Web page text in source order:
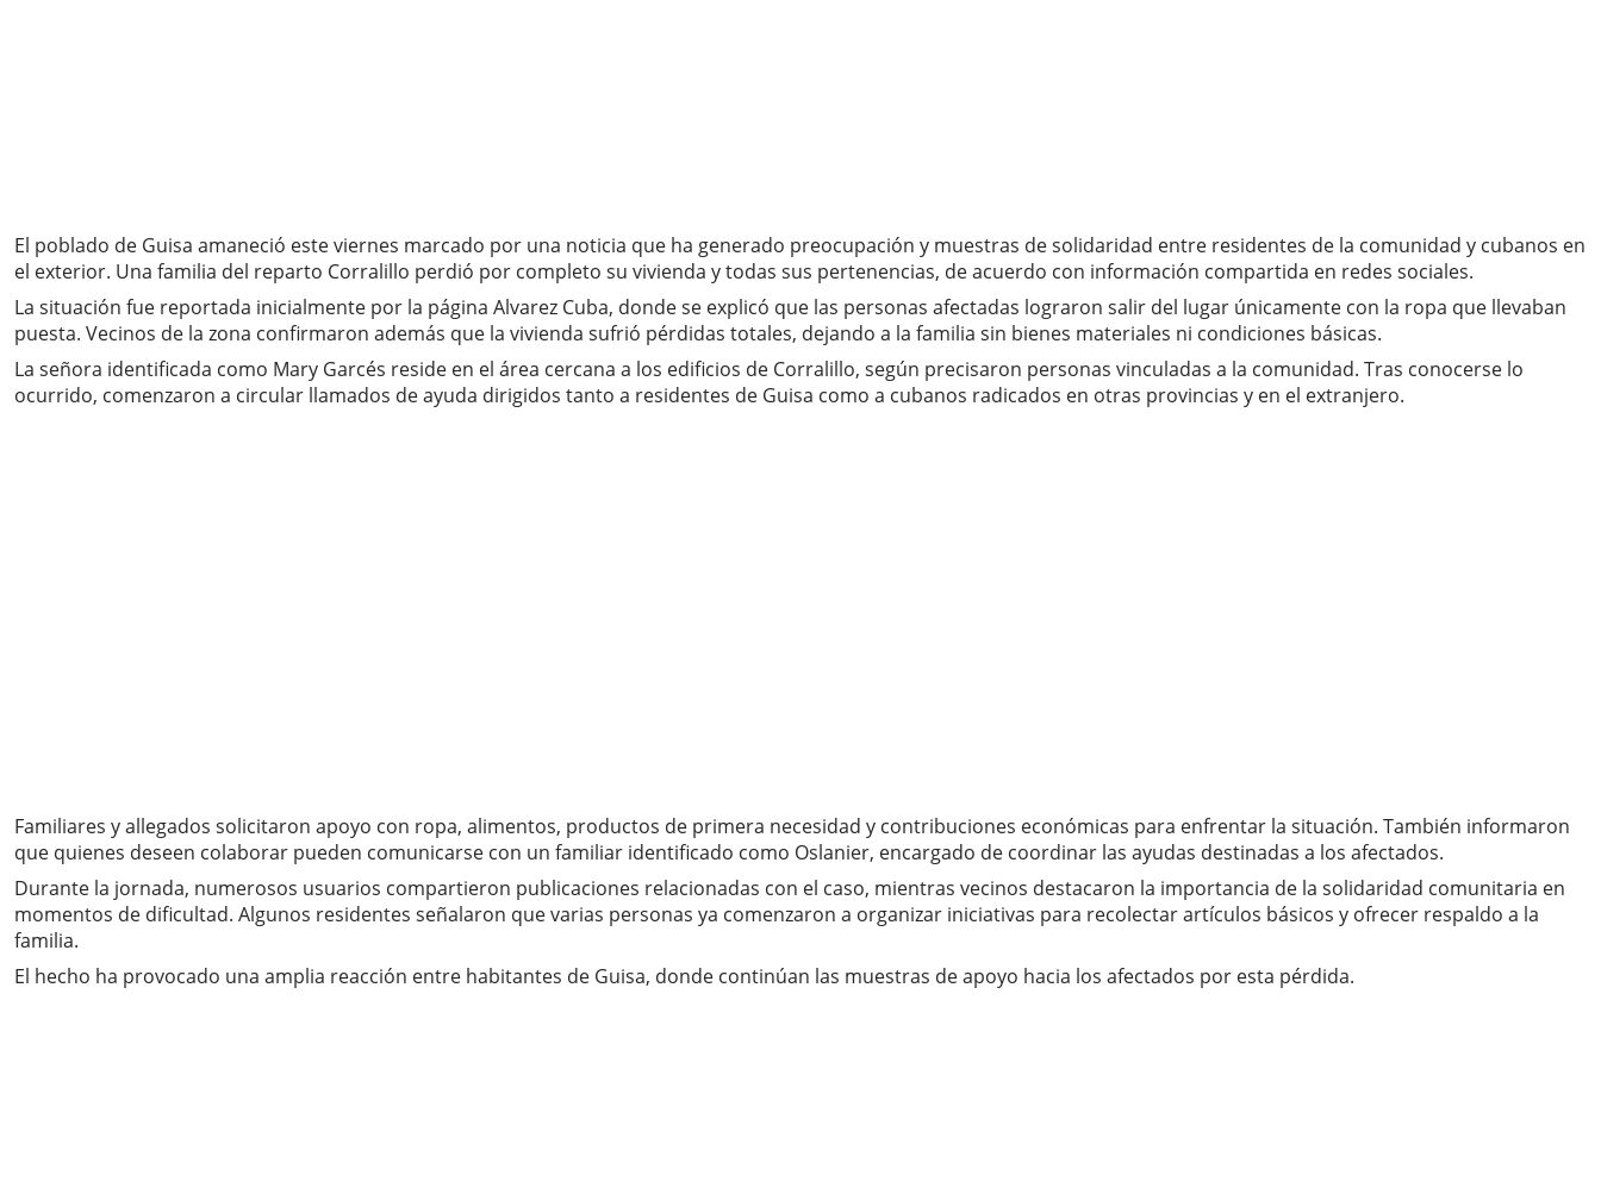
El poblado de Guisa amaneció este viernes marcado por una noticia que ha generado preocupación y muestras de solidaridad entre residentes de la comunidad y cubanos en
el exterior. Una familia del reparto Corralillo perdió por completo su vivienda y todas sus pertenencias, de acuerdo con información compartida en redes sociales.
La situación fue reportada inicialmente por la página Alvarez Cuba, donde se explicó que las personas afectadas lograron salir del lugar únicamente con la ropa que llevaban
puesta. Vecinos de la zona confirmaron además que la vivienda sufrió pérdidas totales, dejando a la familia sin bienes materiales ni condiciones básicas.
La señora identificada como Mary Garcés reside en el área cercana a los edificios de Corralillo, según precisaron personas vinculadas a la comunidad. Tras conocerse lo
ocurrido, comenzaron a circular llamados de ayuda dirigidos tanto a residentes de Guisa como a cubanos radicados en otras provincias y en el extranjero.
Familiares y allegados solicitaron apoyo con ropa, alimentos, productos de primera necesidad y contribuciones económicas para enfrentar la situación. También informaron
que quienes deseen colaborar pueden comunicarse con un familiar identificado como Oslanier, encargado de coordinar las ayudas destinadas a los afectados.
Durante la jornada, numerosos usuarios compartieron publicaciones relacionadas con el caso, mientras vecinos destacaron la importancia de la solidaridad comunitaria en
momentos de dificultad. Algunos residentes señalaron que varias personas ya comenzaron a organizar iniciativas para recolectar artículos básicos y ofrecer respaldo a la
familia.
El hecho ha provocado una amplia reacción entre habitantes de Guisa, donde continúan las muestras de apoyo hacia los afectados por esta pérdida.